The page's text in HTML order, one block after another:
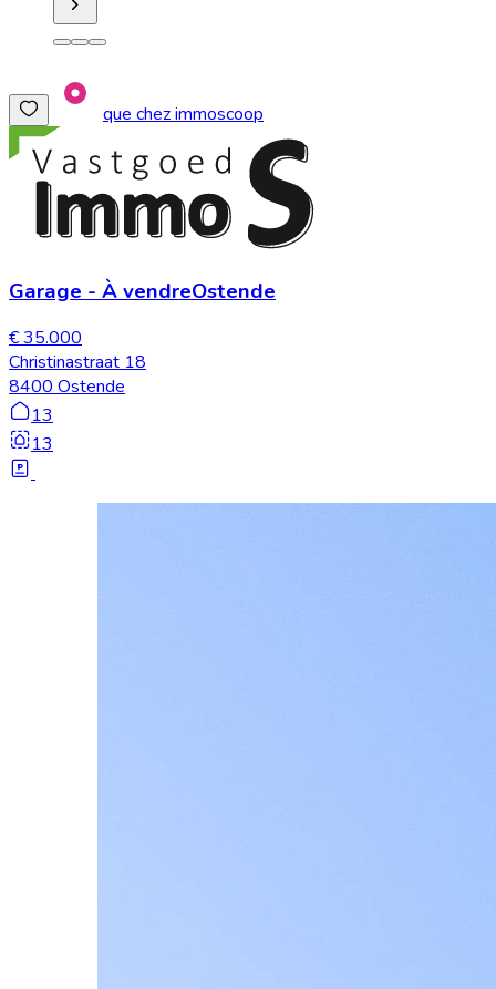
que chez immoscoop
Garage - À vendreOstende
€ 35.000
Christinastraat 18
8400 Ostende
13
13